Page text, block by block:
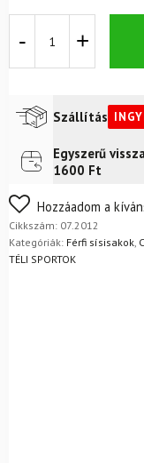
CASCO
Fekete
mennyiség
Szállítás
Futár a címre
FoxPost
Egyszerű
1600 Ft
Nem biztos a
egyszerűen
Mik a visszaküldés
Hozzáadom a
Cikkszám: 07.2012
Kategóriák: Férfi sísisakok
TÉLI SPORTOK